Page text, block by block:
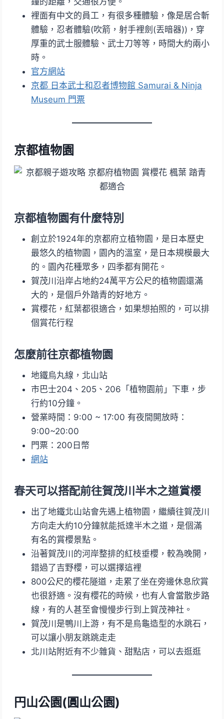
裡面有中文的員工，有很多種體驗，像是居合斬
體驗，忍者體驗(吹箭，射手裡劍(丟暗器))，穿
厚重的武士服體驗、武士刀等等，時間大約兩小
時。
官方網站
京都 日本武士和忍者博物館 Samurai & Ninja
Museum 門票
京都植物園
京都植物園有什麼特別
創立於1924年的京都府立植物園，是日本歷史
最悠久的植物園，園內的溫室，是日本規模最大
的。園內花種眾多，四季都有開花。
賀茂川沿岸占地約24萬平方公尺的植物園還滿
大的，是個戶外踏青的好地方。
賞櫻花，紅葉都很適合，如果想拍照的，可以排
個賞花行程
怎麼前往京都植物園
地鐵烏丸線，北山站
市巴士204、205、206「植物園前」下車，步
行約10分鐘。
營業時間：9:00 ~ 17:00 有夜間開放時：
9:00~20:00
門票：200日幣
網站
春天可以搭配前往賀茂川 半木之道賞櫻
出了地鐵北山站會先遇上植物園，繼續往賀茂川
方向走大約10分鐘就能抵達半木之道，是個滿
有名的賞櫻景點。
沿著賀茂川的河岸整排的紅枝垂櫻，較為晚開，
錯過了吉野櫻，可以選擇這裡
800公尺的櫻花隧道，走累了坐在旁邊休息欣賞
也很舒適。沒有櫻花的時候，也有人會當散步路
線，有的人甚至會慢慢步行到上賀茂神社。
賀茂川是鴨川上游，有不是烏龜造型的水跳石，
可以讓小朋友跳跳走走
北川站附近有不少雜貨、甜點店，可以去逛逛
円山公園(圓山公園)